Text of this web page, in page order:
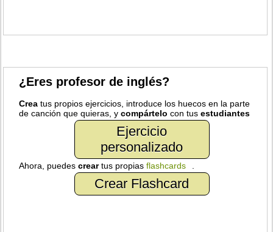
¿Eres profesor de inglés?
Crea tus propios ejercicios, introduce los huecos en la parte
de canción que quieras, ycompártelo con tusestudiantes
Ejercicio
personalizado
Ahora, puedescreartus propiasflashcards
Crear Flashcard